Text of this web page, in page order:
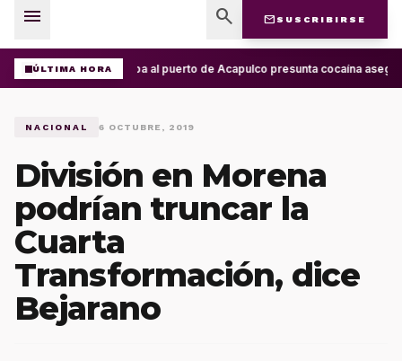
menu search mail SUSCRIBIRSE
ÚLTIMA HORA Arriba al puerto de Acapulco presunta cocaína
NACIONAL 6 OCTUBRE, 2019
División en Morena
podrían truncar la
Cuarta
Transformación, dice
Bejarano